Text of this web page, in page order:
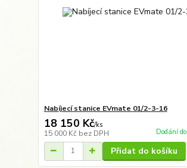
Nabíjecí stanice EVmate 01/2-3-16
18 150 Kč/ks
15 000 Kč bez DPH Dodání
Přidat do košíku